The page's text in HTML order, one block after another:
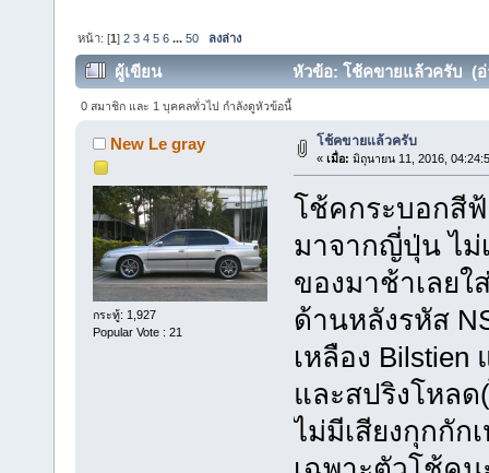
หน้า: [1]2 3 4 5 6 ...50 ลงล่าง
ผู้เขียน หัวข้อ: โช้คขายแล้วครับ (อ่
0 สมาชิก และ 1 บุคคลทั่วไป กำลังดูหัวข้อนี้
New Le gray
กระทู้: 1,927
Popular Vote : 21
โช้คขายแล้วครับ
« เมื่อ: มิถุนายน 11, 2016,
โช้คกระบอกสีฟ้
มาจากญี่ปุ่น ไม่
ของมาช้าเลย
ด้านหลังรหัส
เหลือง
และสปริงโหล
ไม่มีเสียงกุกกัก